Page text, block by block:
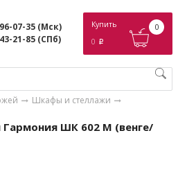
07-35 (Мск)
21-85 (СПб)
Купить
0 p
0
Шкафы и стеллажи
ШК 602 М (венге/